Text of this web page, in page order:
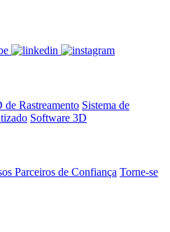
de Rastreamento Sistema de
Software 3D
Parceiros de Confiança Torne-se